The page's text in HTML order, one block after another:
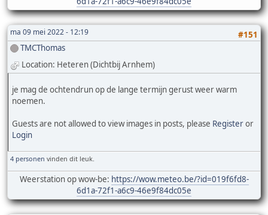
ma 09 mei 2022 - 12:19
#151
TMCThomas
Location: Heteren (Dichtbij Arnhem)
je mag de ochtendrun op de lange termijn gerust weer warm
noemen.
Guests are not allowed to view images in posts, please Registeror
Login
4 personen vinden dit leuk.
Weerstation op wow-be: https://wow.meteo.be/?id=019f6fd8-
6d1a-72f1-a6c9-46e9f84dc05e